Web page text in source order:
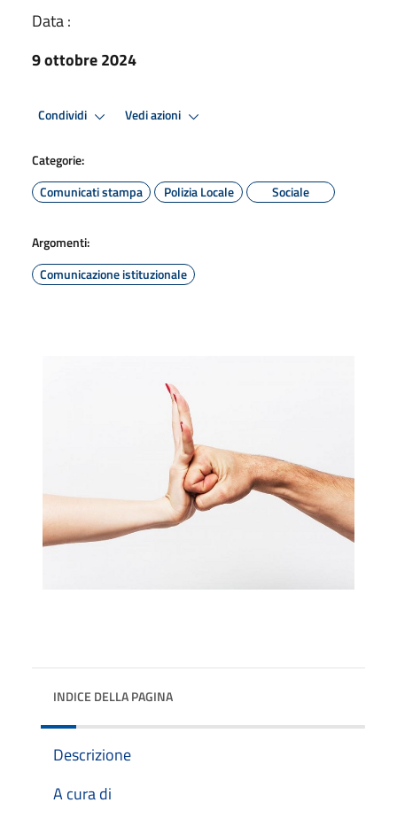
Data :
9 ottobre 2024
Condividi Vedi azioni
Categorie:
Comunicati stampa
Polizia Locale Sociale
Argomenti:
Comunicazione istituzionale
INDICE DELLA PAGINA
Descrizione
A cura di